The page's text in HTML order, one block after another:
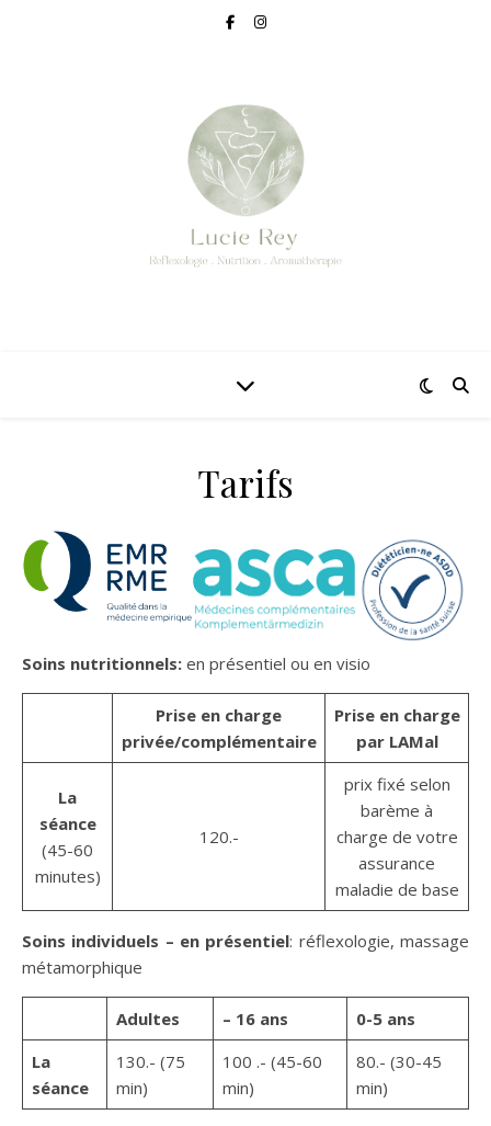
Tarifs
Soins nutritionnels: en présentiel ou en visio
Prise en charge
privée/complémentaire
Prise en charge
par LAMal
La
séance
(45-60
minutes)
120.-
prix fixé selon
barème à
charge de votre
assurance
maladie de base
Soins individuels – en présentiel: réflexologie, massage
métamorphique
Adultes – 16 ans
0-5 ans
La
séance
130.- (75
min)
100 .- (45-60
min)
80.- (30-45
min)